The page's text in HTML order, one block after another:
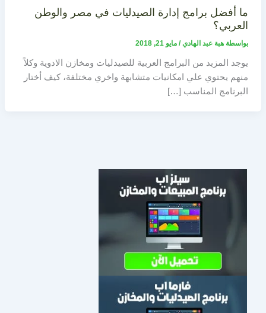
ما أفضل برامج إدارة الصيدليات في مصر والوطن
العربي؟
بواسطة هبة عبد الهادي/ مايو 21, 2018
يوجد المزيد من البرامج العربية للصيدليات ومخازن الادوية وكلاً
منهم يحتوي علي امكانيات متشابهة واخري مختلفة، كيف أختار
البرنامج المناسب […]